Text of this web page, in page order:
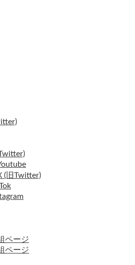
(旧Twitter)
ページ
ページ